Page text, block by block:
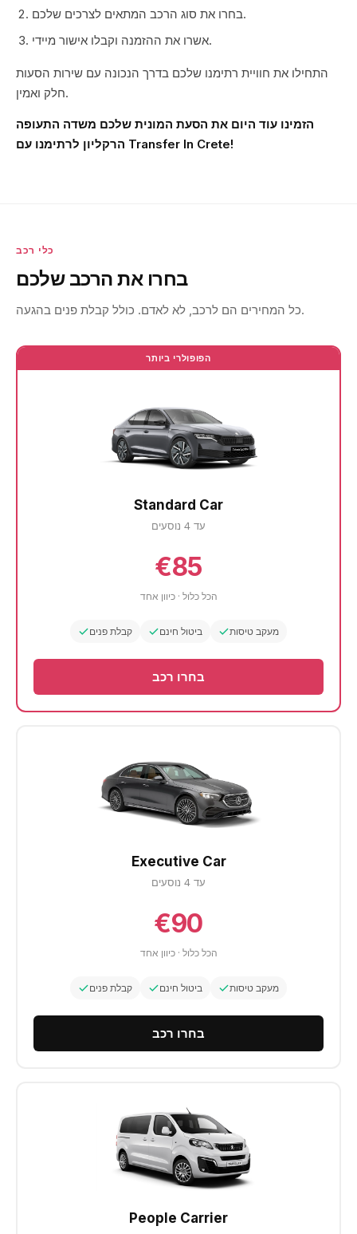
בחרו את סוג הרכב המתאים לצרכים שלכם.
אשרו את ההזמנה וקבלו אישור מיידי.
התחילו את חוויית רתימנו שלכם בדרך הנכונה עם שירות הסעות
חלק ואמין.
הזמינו עוד היום את הסעת המונית שלכם משדה התעופה
הרקליון לרתימנו עם Transfer In Crete!
כלי רכב
בחרו את הרכב שלכם
כל המחירים הם לרכב, לא לאדם. כולל קבלת פנים בהגעה.
הפופולרי ביותר
Standard Car
עד 4 נוסעים
€85
הכל כלול · כיוון אחד
קבלת פנים ביטול חינם מעקב טיסות
בחרו רכב
Executive Car
עד 4 נוסעים
€90
הכל כלול · כיוון אחד
קבלת פנים ביטול חינם מעקב טיסות
בחרו רכב
People Carrier